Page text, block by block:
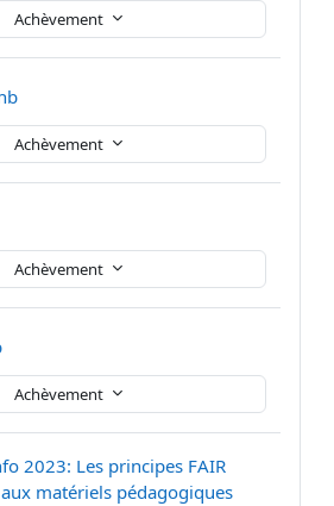
Achèvement
Achèvement
Achèvement
Achèvement
2023: Les principes FAIR
matériels pédagogiquesFichier